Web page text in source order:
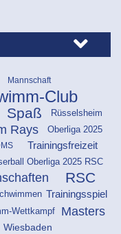
Mannschaft
Club
Spaß Rüsselsheim
Rays Oberliga 2025
Trainingsfreizeit
Oberliga 2025 RSC
RSC
Trainingsspiel
Wettkampf Masters
Wiesbaden